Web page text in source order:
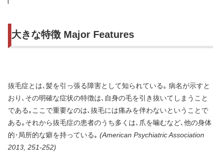
大きな特徴 Major Features
抜毛症とは､髪を引っ張る障害として知られている｡ 病名が示すと
おり､その明確な症状の特徴は､自身の毛を引き抜いてしまうこと
である｡ここで重要なのは､抜毛には痛みを伴わないということで
ある｡それから抜毛症の患者のうち多くは､爪を噛むなど､他の身体
的･局所的な癖を持っている｡ (American Psychiatric Association
2013, 251-252)